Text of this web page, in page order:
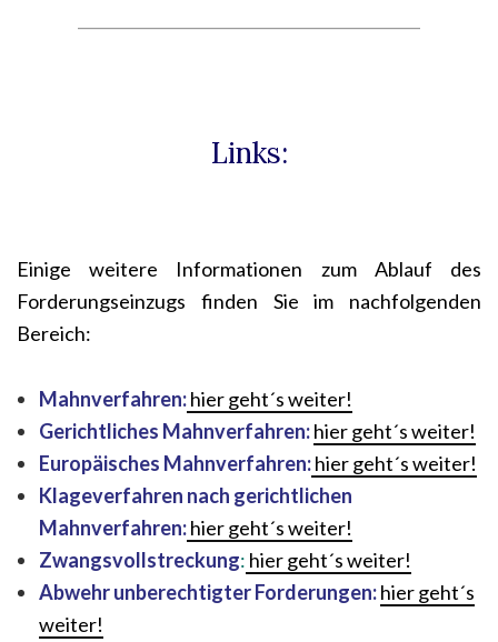
Links:
Einige weitere Informationen zum Ablauf des
Forderungseinzugs finden Sie im nachfolgenden
Bereich:
Mahnverfahren:hier geht´s weiter!
Gerichtliches Mahnverfahren:hier geht´s weiter!
Europäisches Mahnverfahren:hier geht´s weiter!
Klageverfahren nach gerichtlichen
Mahnverfahren:hier geht´s weiter!
Zwangsvollstreckung: hier geht´s weiter!
Abwehr unberechtigter Forderungen:hier geht´s
weiter!